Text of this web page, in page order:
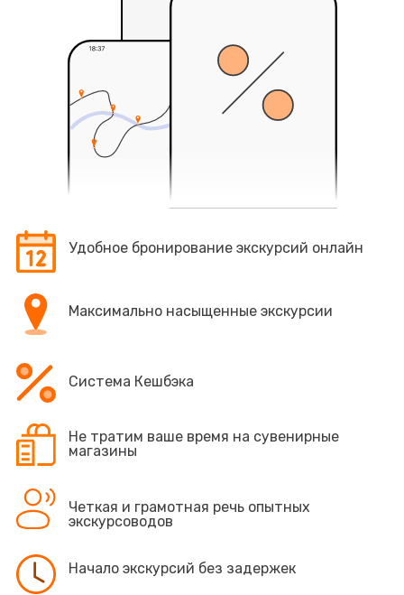
Удобное бронирование экскурсий онлайн
Максимально насыщенные экскурсии
Система Кешбэка
Четкая и грамотная речь опытных
экскурсоводов
Начало экскурсий без задержек
Не тратим ваше время на сувенирные
магазины